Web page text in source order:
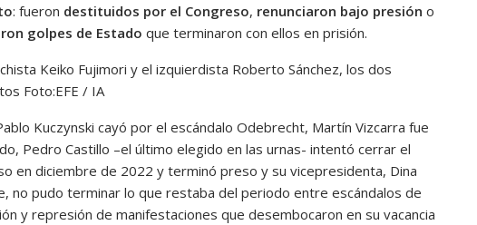
: fueron destituidos por el Congreso, renunciaron bajo presión o
golpes de Estado que terminaron con ellos en prisión.
Keiko Fujimori y el izquierdista Roberto Sánchez, los dos
Foto:EFE / IA
Kuczynski cayó por el escándalo Odebrecht, Martín Vizcarra fue
Pedro Castillo –el último elegido en las urnas- intentó cerrar el
en diciembre de 2022 y terminó preso y su vicepresidenta, Dina
no pudo terminar lo que restaba del periodo entre escándalos de
y represión de manifestaciones que desembocaron en su vacancia